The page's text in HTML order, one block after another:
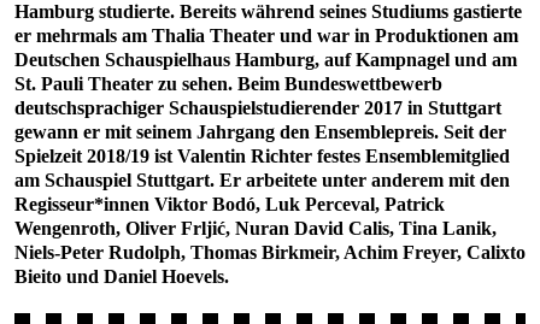
Hamburg studierte. Bereits während seines Studiums gastierte
er mehrmals am Thalia Theater und war in Produktionen am
Deutschen Schauspielhaus Hamburg, auf Kampnagel und am
St. Pauli Theater zu sehen. Beim Bundeswettbewerb
deutschsprachiger Schauspielstudierender 2017 in Stuttgart
gewann er mit seinem Jahrgang den Ensemblepreis. Seit der
Spielzeit 2018/19 ist Valentin Richter festes Ensemblemitglied
am Schauspiel Stuttgart. Er arbeitete unter anderem mit den
Regisseur*innen Viktor Bodó, Luk Perceval, Patrick
Wengenroth, Oliver Frljić, Nuran David Calis, Tina Lanik,
Niels-Peter Rudolph, Thomas Birkmeir, Achim Freyer, Calixto
Bieito und Daniel Hoevels.